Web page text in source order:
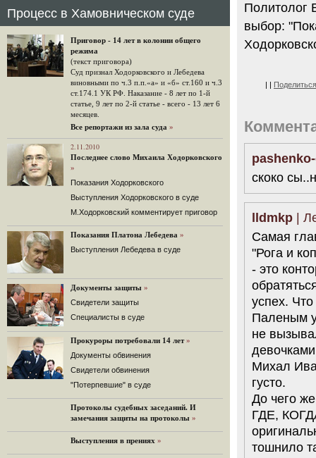
15.08.2014
конфискационным санкциям со
стороны государства, оказались под
защитой арбитражного суда"
Швейцарская газета "Neue Zuercher
Zeitung" о гаагском судебном
решении.
48 комментариев
Не исключил
Владимир Путин допускает, что Россия может выйти из-
под юрисдикции ЕСПЧ.
88 комментариев
14.08.2014
Нарулил
Игорь Сечин просит о помощи.
Ссылаясь на санкции, глава
«Роснефти» хочет выбить из фонда
12.08.2014
Граждане не хотят платить по счетам ЮКОСа
Решение Гаагского суда о компенсации $50 млрд
поддержали 12%.
129 комментариев
Вечер у Ходорковских. Вспоминает Иван Стариков.
11.08.2014
«Удивительно сильная, мощная и
Процесс в Хамовническом суде
Приговор - 14 лет в колонии общего
режима
(текст приговора)
Суд признал Ходорковского и Лебедева
виновными по ч.3 п.п.«а» и «б» ст.160 и ч.3
ст.174.1 УК РФ. Наказание - 8 лет по 1-й
статье, 9 лет по 2-й статье - всего - 13 лет 6
месяцев.
Все репортажи из зала суда »
2.11.2010
Последнее слово Михаила Ходорковского
»
Показания Ходорковского
Выступления Ходорковского в суде
М.Ходорковский комментирует приговор
Показания Платона Лебедева »
Выступления Лебедева в суде
Документы защиты »
Cвидетели защиты
Cпециалисты в суде
Прокуроры потребовали 14 лет »
Документы обвинения
Свидетели обвинения
"Потерпевшие" в суде
Протоколы судебных заседаний. И
замечания защиты на протоколы »
Выступления в прениях »
Политолог
выбор:
| | Поделиться
скоко
lldmkp |
Самая
"Рога и
- это
успех.
Паленым
не
Михал
густо.
До чего
ГДЕ,
тошнило